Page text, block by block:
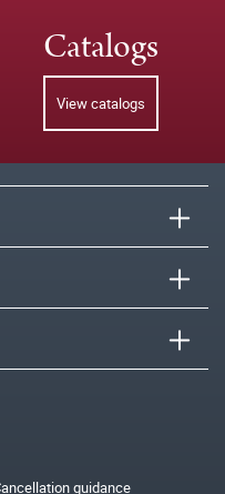
Catalogs
View catalogs
guidance